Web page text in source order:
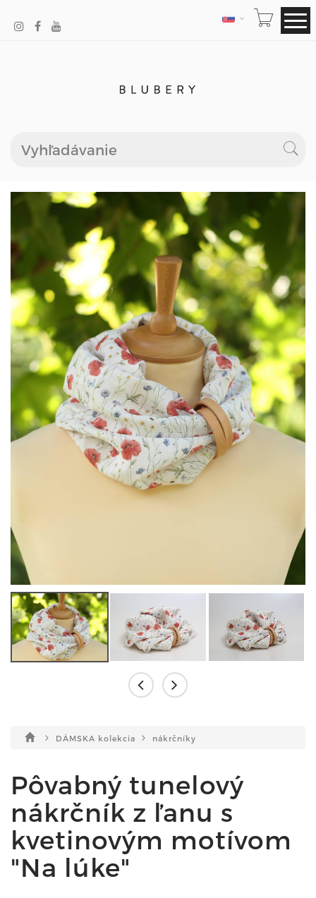
JAZYK
DÁMSKA kolekcia nákrčníky
Pôvabný tunelový
nákrčník z ľanu s
kvetinovým motívom
"Na lúke"